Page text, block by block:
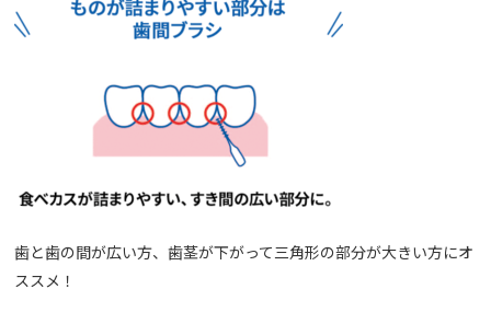
歯と歯の間が広い方、歯茎が下がって三角形の部分が大きい方にオ
ススメ！